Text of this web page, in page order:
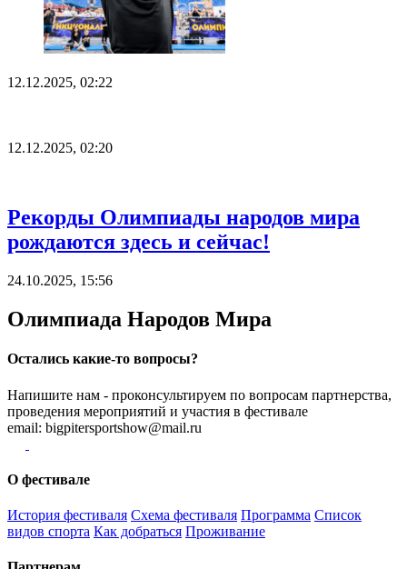
12.12.2025, 02:22
12.12.2025, 02:20
Рекорды Олимпиады народов мира
рождаются здесь и сейчас!
24.10.2025, 15:56
Олимпиада Народов Мира
Остались какие-то вопросы?
Напишите нам - проконсультируем по вопросам партнерства,
проведения мероприятий и участия в фестивале
email: bigpitersportshow@mail.ru
О фестивале
История фестиваля Схема фестиваля Программа Список
видов спорта Как добраться Проживание